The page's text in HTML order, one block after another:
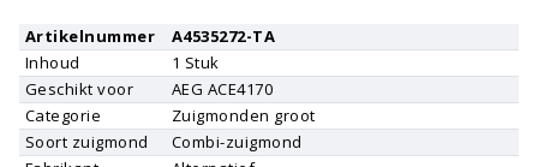
Artikelnummer
A4535272-TA
Inhoud
1 Stuk
Geschikt voor
AEG ACE4170
Categorie
Zuigmonden groot
Soort zuigmond
Combi-zuigmond